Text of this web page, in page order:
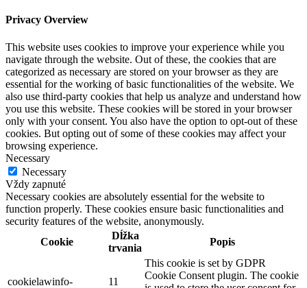
Privacy Overview
This website uses cookies to improve your experience while you
navigate through the website. Out of these, the cookies that are
categorized as necessary are stored on your browser as they are
essential for the working of basic functionalities of the website. We
also use third-party cookies that help us analyze and understand how
you use this website. These cookies will be stored in your browser
only with your consent. You also have the option to opt-out of these
cookies. But opting out of some of these cookies may affect your
browsing experience.
Necessary
Necessary
Vždy zapnuté
Necessary cookies are absolutely essential for the website to
function properly. These cookies ensure basic functionalities and
security features of the website, anonymously.
Cookie
Dĺžka
trvania
Popis
cookielawinfo-
11
This cookie is set by GDPR
Cookie Consent plugin. The cookie